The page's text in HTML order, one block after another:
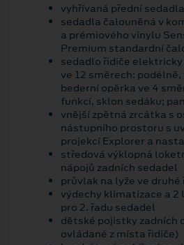
vyhřívaná přední
sedadla čalouněná v
a prémiového vinylu
Premium standardní
sedadlo řidiče
ve 12 směrech:
bederní opěrka ve 4
funkcí, sklon sedáku;
vnější zpětná zrcátka s
nástupního prostoru s
projekcí Explorer a
středová výklopná
nápojů zadních sedadel
průvlak na lyže ve
výdechy klimatizace a 2
pro 2. řadu sedadel
dětské pojistky zadních
ovládané z místa řidiče)